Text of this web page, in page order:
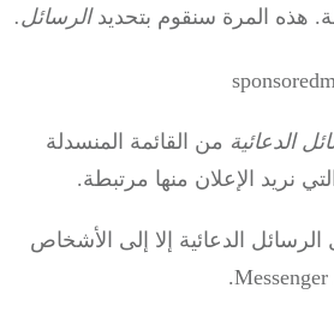
هذه المرة سنقوم بتحديدالرسائل.
الدعائية من القائمة المنسدلة
نريد الإعلان منها مرتبطة.
الدعائية إلا إلى الأشخاص